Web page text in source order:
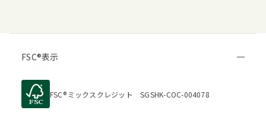
FSC 表示
FSC ミックスクレジット SGSHK-COC-004078